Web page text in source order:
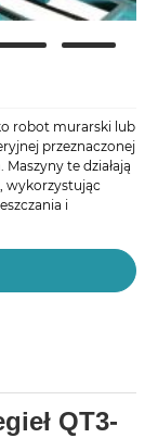
robot murarski lub
przeznaczonej
te działają
wykorzystując
i
QT3-